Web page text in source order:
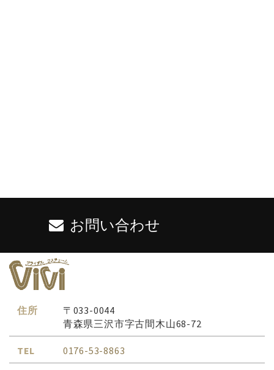
お問い合わせ
住所
〒033-0044
青森県三沢市字古間木山68-72
TEL 0176-53-8863